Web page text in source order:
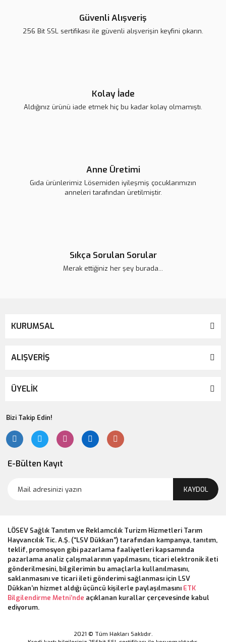
Güvenli Alışveriş
256 Bit SSL sertifikası ile güvenli alışverişin keyfini çıkarın.
Kolay İade
Aldığınız ürünü iade etmek hiç bu kadar kolay olmamıştı.
Anne Üretimi
Gıda ürünlerimiz Lösemiden iyileşmiş çocuklarımızın
anneleri tarafından üretilmiştir.
Sıkça Sorulan Sorular
Merak ettiğiniz her şey burada...
KURUMSAL
ALIŞVERİŞ
ÜYELİK
Bizi Takip Edin!
E-Bülten Kayıt
KAYDOL
LÖSEV Sağlık Tanıtım ve Reklamcılık Turizm Hizmetleri Tarım
Hayvancılık Tic. A.Ş. (“LSV Dükkan”) tarafından kampanya, tanıtım,
teklif, promosyon gibi pazarlama faaliyetleri kapsamında
pazarlama analiz çalışmalarının yapılmasını, ticari elektronik ileti
gönderilmesini, bilgilerimin bu amaçlarla kullanılmasını,
saklanmasını ve ticari ileti gönderimi sağlanması için LSV
Dükkan’ın hizmet aldığı üçüncü kişilerle paylaşılmasını ETK
Bilgilendirme Metni’nde açıklanan kurallar çerçevesinde kabul
ediyorum.
2021 © Tüm Hakları Saklıdır.